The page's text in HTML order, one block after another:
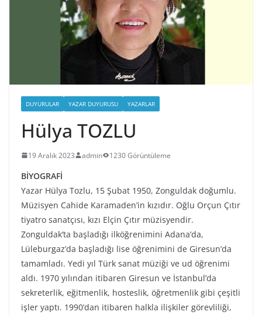
DUYURULAR YAZAR DUYURUSU YAZARLAR
Hülya TOZLU
19 Aralık 2023 admin 1230 Görüntüleme
BİYOGRAFİ
Yazar Hülya Tozlu, 15 Şubat 1950, Zonguldak doğumlu.
Müzisyen Cahide Karamaden’in kızıdır. Oğlu Orçun Çıtır
tiyatro sanatçısı, kızı Elçin Çıtır müzisyendir.
Zonguldak’ta başladığı ilköğrenimini Adana’da,
Lüleburgaz’da başladığı lise öğrenimini de Giresun’da
tamamladı. Yedi yıl Türk sanat müziği ve ud öğrenimi
aldı. 1970 yılından itibaren Giresun ve İstanbul’da
sekreterlik, eğitmenlik, hosteslik, öğretmenlik gibi çeşitli
işler yaptı. 1990’dan itibaren halkla ilişkiler görevliliği,